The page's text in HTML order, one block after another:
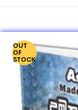
OUT
OF
STOCK